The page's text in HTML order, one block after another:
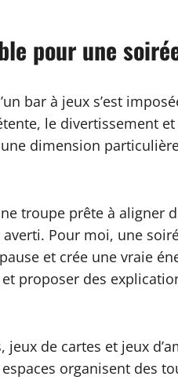
pour une
bar à jeux s’est
le divertissement
dimension
troupe prête à
Pour moi, une
et crée une vraie
proposer des
de cartes et jeux
organisent des